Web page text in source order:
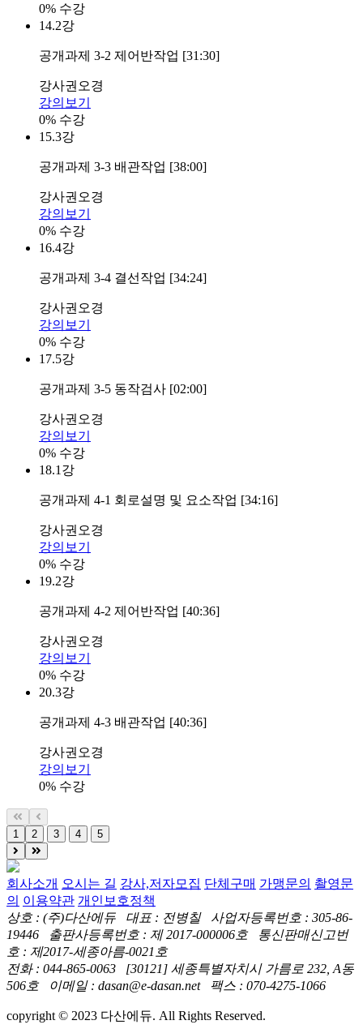
0% 수강
14.2강
공개과제 3-2 제어반작업 [31:30]
강사권오경
강의보기
0% 수강
15.3강
공개과제 3-3 배관작업 [38:00]
강사권오경
강의보기
0% 수강
16.4강
공개과제 3-4 결선작업 [34:24]
강사권오경
강의보기
0% 수강
17.5강
공개과제 3-5 동작검사 [02:00]
강사권오경
강의보기
0% 수강
18.1강
공개과제 4-1 회로설명 및 요소작업 [34:16]
강사권오경
강의보기
0% 수강
19.2강
공개과제 4-2 제어반작업 [40:36]
강사권오경
강의보기
0% 수강
20.3강
공개과제 4-3 배관작업 [40:36]
강사권오경
강의보기
0% 수강
1 2 3 4 5
회사소개 오시는 길 강사,저자모집 단체구매 가맹문의 촬영문
의 이용약관 개인보호정책
상호 : (주)다산에듀 대표 : 전병칠 사업자등록번호 : 305-86-
19446 출판사등록번호 : 제 2017-000006호 통신판매신고번
호 : 제2017-세종아름-0021호
전화 : 044-865-0063 [30121] 세종특별자치시 가름로 232, A동
506호 이메일 : dasan@e-dasan.net 팩스 : 070-4275-1066
copyright © 2023 다산에듀. All Rights Reserved.